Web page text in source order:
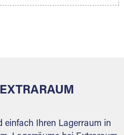
Ihrem Extraraum Partner
einfach Ihren Lagerraum in